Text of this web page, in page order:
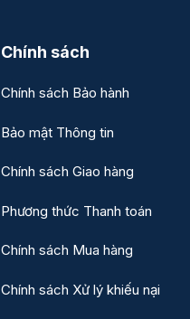
Chính sách
Chính sách Bảo hành
Bảo mật Thông tin
Chính sách Giao hàng
Phương thức Thanh toán
Chính sách Mua hàng
Chính sách Xử lý khiếu nại